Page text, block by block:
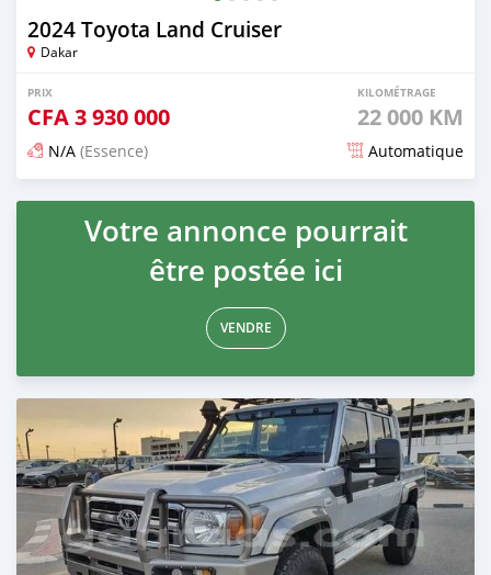
2024 Toyota Land Cruiser
Dakar
PRIX
CFA3 930 000
KILOMÉTRAGE
22 000 KM
N/A (Essence) Automatique
Publié il y a 4 mois
Votre annonce pourrait
être postée ici
VENDRE